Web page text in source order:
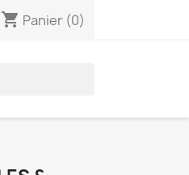
shopping_cart Panier (0)